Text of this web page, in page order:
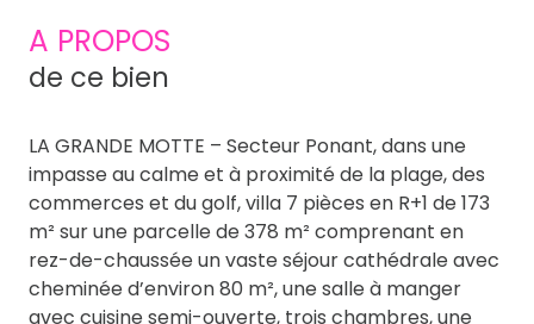
A PROPOS
de ce bien
LA GRANDE MOTTE – Secteur Ponant, dans une
impasse au calme et à proximité de la plage, des
commerces et du golf, villa 7 pièces en R+1 de 173
m² sur une parcelle de 378 m² comprenant en
rez-de-chaussée un vaste séjour cathédrale avec
cheminée d’environ 80 m², une salle à manger
avec cuisine semi-ouverte, trois chambres, une